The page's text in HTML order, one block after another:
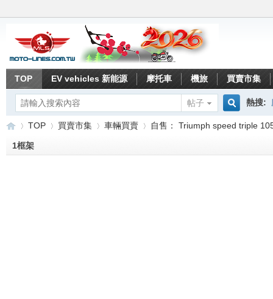
TOP EV vehicles 新能源 摩托車 機旅 買賣市集
帖子
搜
熱搜:
TOP 買賣市集 車輛買賣 自售： Triumph speed triple
1框架